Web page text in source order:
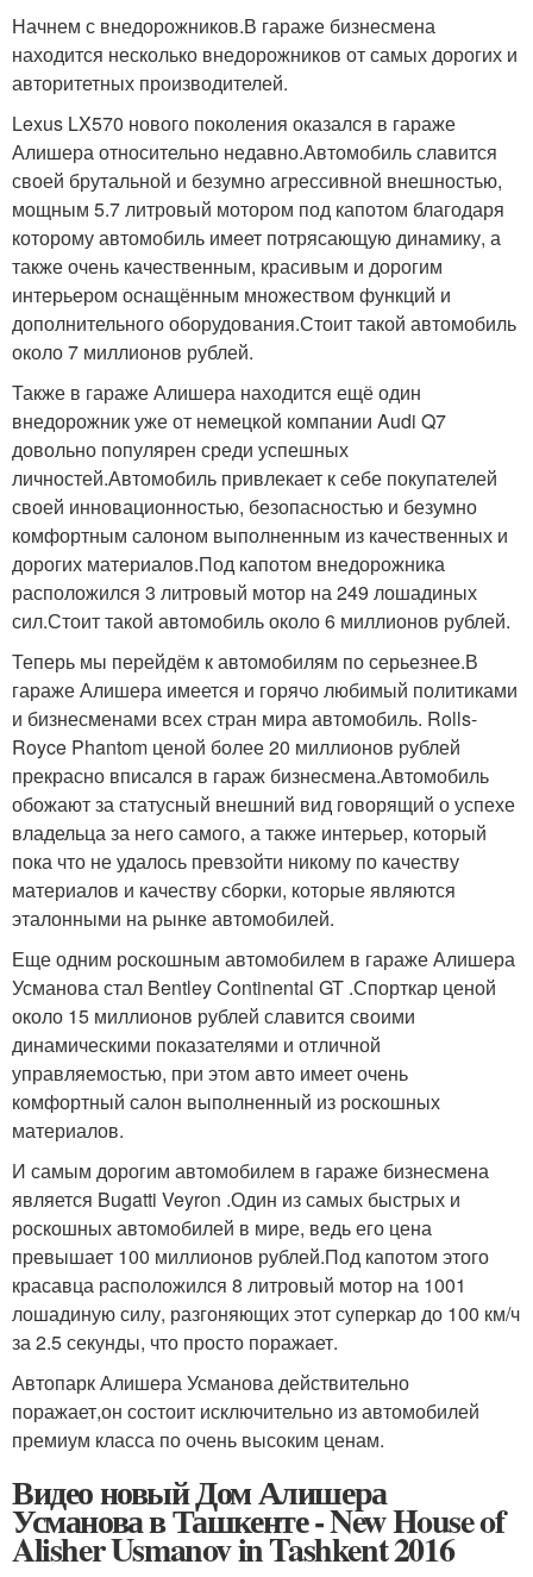
Начнем с внедорожников.В гараже бизнесмена
находится несколько внедорожников от самых дорогих и
авторитетных производителей.
Lexus LX570 нового поколения оказался в гараже
Алишера относительно недавно.Автомобиль славится
своей брутальной и безумно агрессивной внешностью,
мощным 5.7 литровый мотором под капотом благодаря
которому автомобиль имеет потрясающую динамику, а
также очень качественным, красивым и дорогим
интерьером оснащённым множеством функций и
дополнительного оборудования.Стоит такой автомобиль
около 7 миллионов рублей.
Также в гараже Алишера находится ещё один
внедорожник уже от немецкой компании Audi Q7
довольно популярен среди успешных
личностей.Автомобиль привлекает к себе покупателей
своей инновационностью, безопасностью и безумно
комфортным салоном выполненным из качественных и
дорогих материалов.Под капотом внедорожника
расположился 3 литровый мотор на 249 лошадиных
сил.Стоит такой автомобиль около 6 миллионов рублей.
Теперь мы перейдём к автомобилям по серьезнее.В
гараже Алишера имеется и горячо любимый политиками
и бизнесменами всех стран мира автомобиль. Rolls-
Royce Phantom ценой более 20 миллионов рублей
прекрасно вписался в гараж бизнесмена.Автомобиль
обожают за статусный внешний вид говорящий о успехе
владельца за него самого, а также интерьер, который
пока что не удалось превзойти никому по качеству
материалов и качеству сборки, которые являются
эталонными на рынке автомобилей.
Еще одним роскошным автомобилем в гараже Алишера
Усманова стал Bentley Continental GT .Спорткар ценой
около 15 миллионов рублей славится своими
динамическими показателями и отличной
управляемостью, при этом авто имеет очень
комфортный салон выполненный из роскошных
материалов.
И самым дорогим автомобилем в гараже бизнесмена
является Bugatti Veyron .Один из самых быстрых и
роскошных автомобилей в мире, ведь его цена
превышает 100 миллионов рублей.Под капотом этого
красавца расположился 8 литровый мотор на 1001
лошадиную силу, разгоняющих этот суперкар до 100 км/ч
за 2.5 секунды, что просто поражает.
Автопарк Алишера Усманова действительно
поражает,он состоит исключительно из автомобилей
премиум класса по очень высоким ценам.
Видео новый Дом Алишера
Усманова в Ташкенте - New House of
Alisher Usmanov in Tashkent 2016